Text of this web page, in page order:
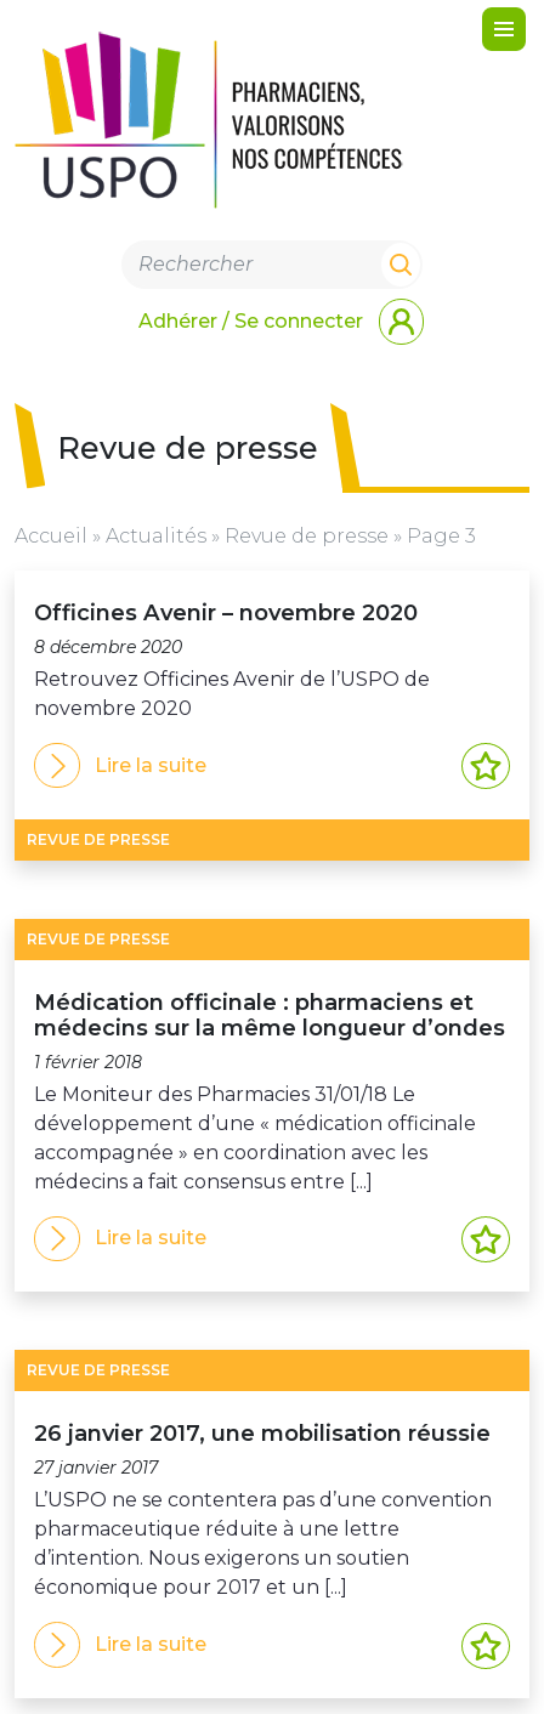
Adhérer / Se connecter
Revue de presse
Accueil » Actualités » Revue de presse » Page 3
REVUE DE PRESSE
Officines Avenir – novembre 2020
8 décembre 2020
Retrouvez Officines Avenir de l’USPO de
novembre 2020
Lire la suite
REVUE DE PRESSE
Médication officinale : pharmaciens et
médecins sur la même longueur d’ondes
1 février 2018
Le Moniteur des Pharmacies 31/01/18 Le
développement d’une « médication officinale
accompagnée » en coordination avec les
médecins a fait consensus entre [...]
Lire la suite
REVUE DE PRESSE
26 janvier 2017, une mobilisation réussie
27 janvier 2017
L’USPO ne se contentera pas d’une convention
pharmaceutique réduite à une lettre
d’intention. Nous exigerons un soutien
économique pour 2017 et un [...]
Lire la suite